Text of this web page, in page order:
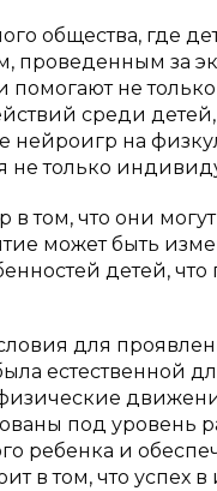
общества, где
проведенным за
не
среди
нейроигр на
не только
в том, что они
может быть
детей,
для
естественной
под уровень
ребенка и
в том, что